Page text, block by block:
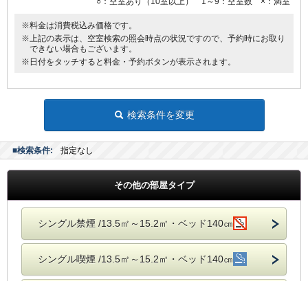
※料金は消費税込み価格です。
※上記の表示は、空室検索の照会時点の状況ですので、予約時にお取り
できない場合もございます。
※日付をタッチすると料金・予約ボタンが表示されます。
検索条件を変更
■検索条件: 指定なし
その他の部屋タイプ
シングル禁煙 /13.5㎡～15.2㎡・ベッド140㎝
シングル喫煙 /13.5㎡～15.2㎡・ベッド140㎝